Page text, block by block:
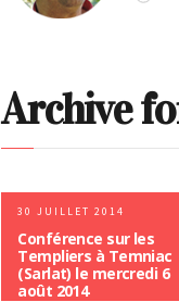
Archive
30 JUILLET 2014
Conférence sur les
Templiers à Temniac
(Sarlat) le mercredi 6
août 2014